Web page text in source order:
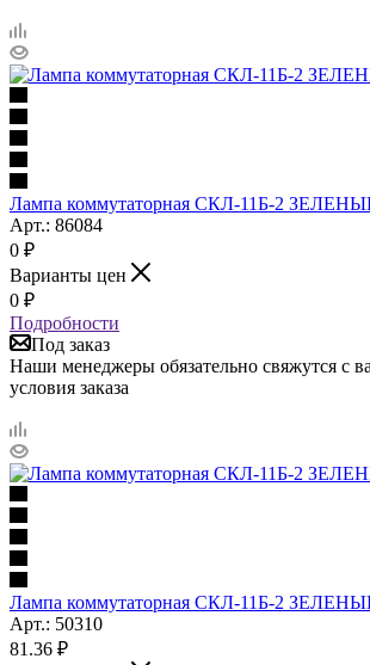
Лампа коммутаторная СКЛ-11Б-2
Арт.: 86084
0 ₽
Варианты цен
0 ₽
Подробности
Под заказ
Наши менеджеры обязательно свяжутся с
условия заказа
Лампа коммутаторная СКЛ-11Б-2
Арт.: 50310
81.36 ₽